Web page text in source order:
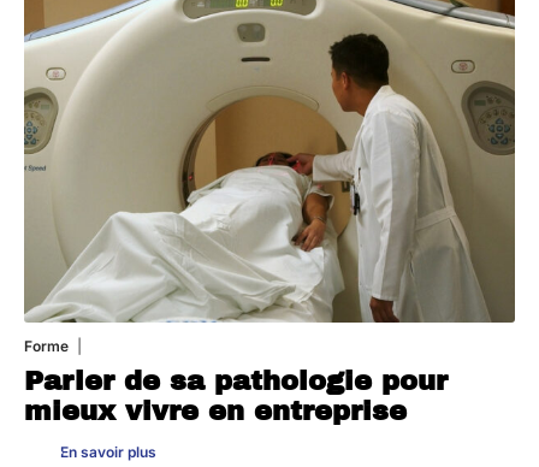
Forme
Parler de sa pathologie pour
mieux vivre en entreprise
En savoir plus